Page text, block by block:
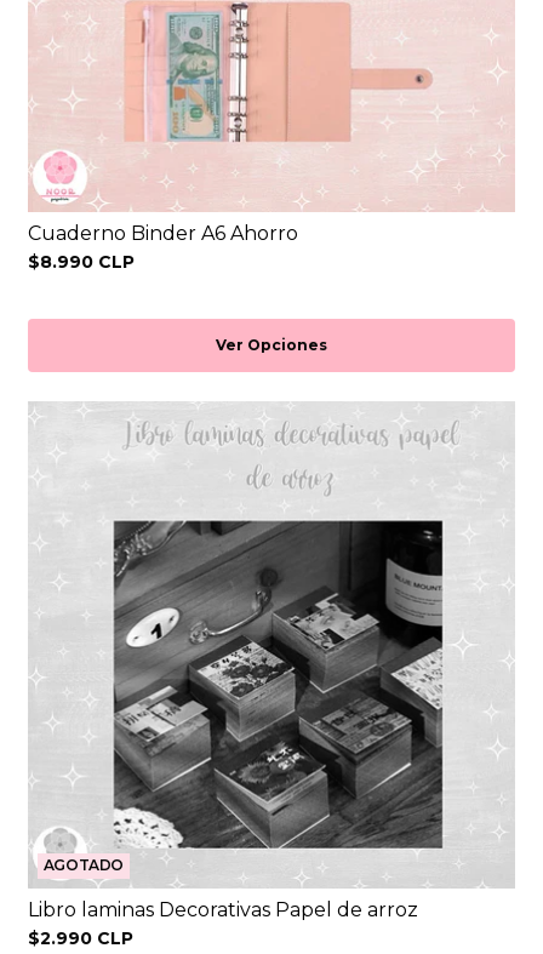
Cuaderno Binder A6 Ahorro
$8.990 CLP
Ver Opciones
AGOTADO
Libro laminas Decorativas Papel de arroz
$2.990 CLP